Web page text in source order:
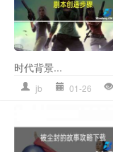
时代背景...
jb 01-26